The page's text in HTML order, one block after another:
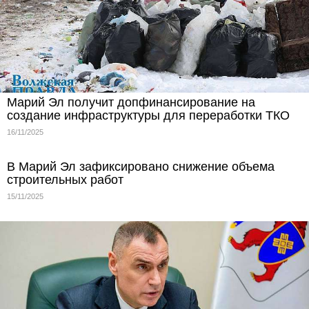
Марий Эл получит допфинансирование на
создание инфраструктуры для переработки ТКО
16/11/2025
В Марий Эл зафиксировано снижение объема
строительных работ
15/11/2025